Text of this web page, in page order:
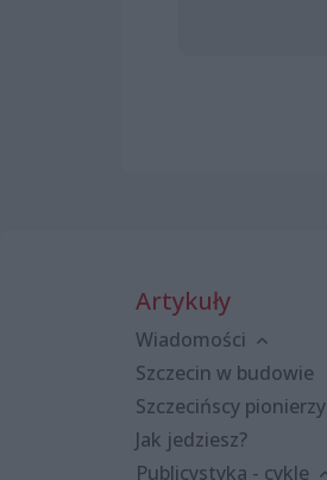
Artykuły
Wiadomości
Szczecin w budowie
Szczecińscy pionierzy
Jak jedziesz?
Publicystyka - cykle